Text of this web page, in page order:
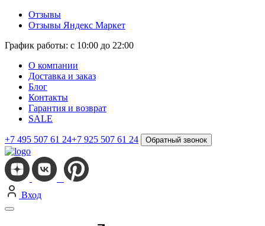
Отзывы
Отзывы Яндекс Маркет
График работы: с 10:00 до 22:00
О компании
Доставка и заказ
Блог
Контакты
Гарантия и возврат
SALE
+7 495 507 61 24+7 925 507 61 24 Обратный звонок
Вход